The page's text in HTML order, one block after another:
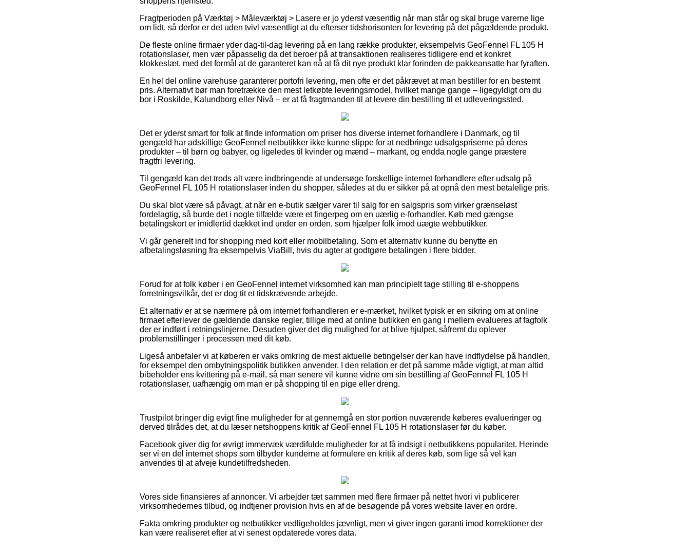
Fragtperioden på Værktøj > Måleværktøj > Lasere er jo yderst væsentlig når man står og skal bruge varerne lige
om lidt, så derfor er det uden tvivl væsentligt at du efterser tidshorisonten for levering på det pågældende produkt.
De fleste online firmaer yder dag-til-dag levering på en lang række produkter, eksempelvis GeoFennel FL 105 H
rotationslaser, men vær påpasselig da det beroer på at transaktionen realiseres tidligere end et konkret
klokkeslæt, med det formål at de garanteret kan nå at få dit nye produkt klar forinden de pakkeansatte har fyraften.
En hel del online varehuse garanterer portofri levering, men ofte er det påkrævet at man bestiller for en bestemt
pris. Alternativt bør man foretrække den mest letkøbte leveringsmodel, hvilket mange gange – ligegyldigt om du
bor i Roskilde, Kalundborg eller Nivå – er at få fragtmanden til at levere din bestilling til et udleveringssted.
Det er yderst smart for folk at finde information om priser hos diverse internet forhandlere i Danmark, og til
gengæld har adskillige GeoFennel netbutikker ikke kunne slippe for at nedbringe udsalgspriserne på deres
produkter – til børn og babyer, og ligeledes til kvinder og mænd – markant, og endda nogle gange præstere
fragtfri levering.
Til gengæld kan det trods alt være indbringende at undersøge forskellige internet forhandlere efter udsalg på
GeoFennel FL 105 H rotationslaser inden du shopper, således at du er sikker på at opnå den mest betalelige pris.
Du skal blot være så påvagt, at når en e-butik sælger varer til salg for en salgspris som virker grænseløst
fordelagtig, så burde det i nogle tilfælde være et fingerpeg om en uærlig e-forhandler. Køb med gængse
betalingskort er imidlertid dækket ind under en orden, som hjælper folk imod uægte webbutikker.
Vi går generelt ind for shopping med kort eller mobilbetaling. Som et alternativ kunne du benytte en
afbetalingsløsning fra eksempelvis ViaBill, hvis du agter at godtgøre betalingen i flere bidder.
Forud for at folk køber i en GeoFennel internet virksomhed kan man principielt tage stilling til e-shoppens
forretningsvilkår, det er dog tit et tidskrævende arbejde.
Et alternativ er at se nærmere på om internet forhandleren er e-mærket, hvilket typisk er en sikring om at online
firmaet efterlever de gældende danske regler, tillige med at online butikken en gang i mellem evalueres af fagfolk
der er indført i retningslinjerne. Desuden giver det dig mulighed for at blive hjulpet, såfremt du oplever
problemstillinger i processen med dit køb.
Ligeså anbefaler vi at køberen er vaks omkring de mest aktuelle betingelser der kan have indflydelse på handlen,
for eksempel den ombytningspolitik butikken anvender. I den relation er det på samme måde vigtigt, at man altid
bibeholder ens kvittering på e-mail, så man senere vil kunne vidne om sin bestilling af GeoFennel FL 105 H
rotationslaser, uafhængig om man er på shopping til en pige eller dreng.
Trustpilot bringer dig evigt fine muligheder for at gennemgå en stor portion nuværende køberes evalueringer og
derved tilrådes det, at du læser netshoppens kritik af GeoFennel FL 105 H rotationslaser før du køber.
Facebook giver dig for øvrigt immervæk værdifulde muligheder for at få indsigt i netbutikkens popularitet. Herinde
ser vi en del internet shops som tilbyder kunderne at formulere en kritik af deres køb, som lige så vel kan
anvendes til at afveje kundetilfredsheden.
Vores side finansieres af annoncer. Vi arbejder tæt sammen med flere firmaer på nettet hvori vi publicerer
virksomhedernes tilbud, og indtjener provision hvis en af de besøgende på vores website laver en ordre.
Fakta omkring produkter og netbutikker vedligeholdes jævnligt, men vi giver ingen garanti imod korrektioner der
kan være realiseret efter at vi senest opdaterede vores data.